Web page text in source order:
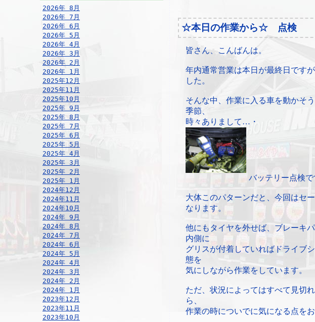
2026年 8月
2026年 7月
2026年 6月
2026年 5月
2026年 4月
2026年 3月
2026年 2月
2026年 1月
2025年12月
2025年11月
2025年10月
2025年 9月
2025年 8月
2025年 7月
2025年 6月
2025年 5月
2025年 4月
2025年 3月
2025年 2月
2025年 1月
2024年12月
2024年11月
2024年10月
2024年 9月
2024年 8月
2024年 7月
2024年 6月
2024年 5月
2024年 4月
2024年 3月
2024年 2月
2024年 1月
2023年12月
2023年11月
2023年10月
☆本日の作業から☆ 点検
皆さん、こんばんは。
年内通常営業は本日が最終日です
した。
そんな中、作業に入る車を動かそ
季節、
時々ありまして…・
バッテリー点検で
大体このパターンだと、今回はセ
なります。
他にもタイヤを外せば、ブレーキ
内側に
グリスが付着していればドライブ
態を
気にしながら作業をしています。
ただ、状況によってはすべて見切
ら、
作業の時についでに気になる点をお